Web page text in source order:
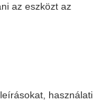
az eszközt az
használati